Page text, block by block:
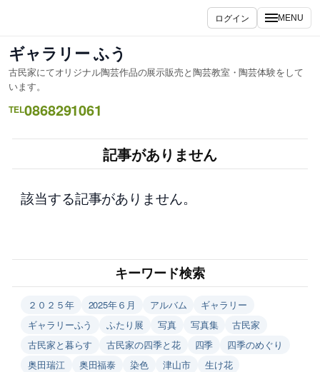
ス
キ
ッ
プ
ログイン MENU
ギャラリー ふう
古民家にてオリジナル陶芸作品の展示販売と陶芸教室・陶芸体験をして
います。
TEL0868291061
記事がありません
該当する記事がありません。
キーワード検索
２０２５年 2025年６月 アルバム
ギャラリー
ギャラリーふう
ふたり展 写真 写真集
古民家
古民家と暮らす
古民家の四季と花 四季
四季のめぐり
奥田瑞江
奥田福泰 染色 津山市
生け花